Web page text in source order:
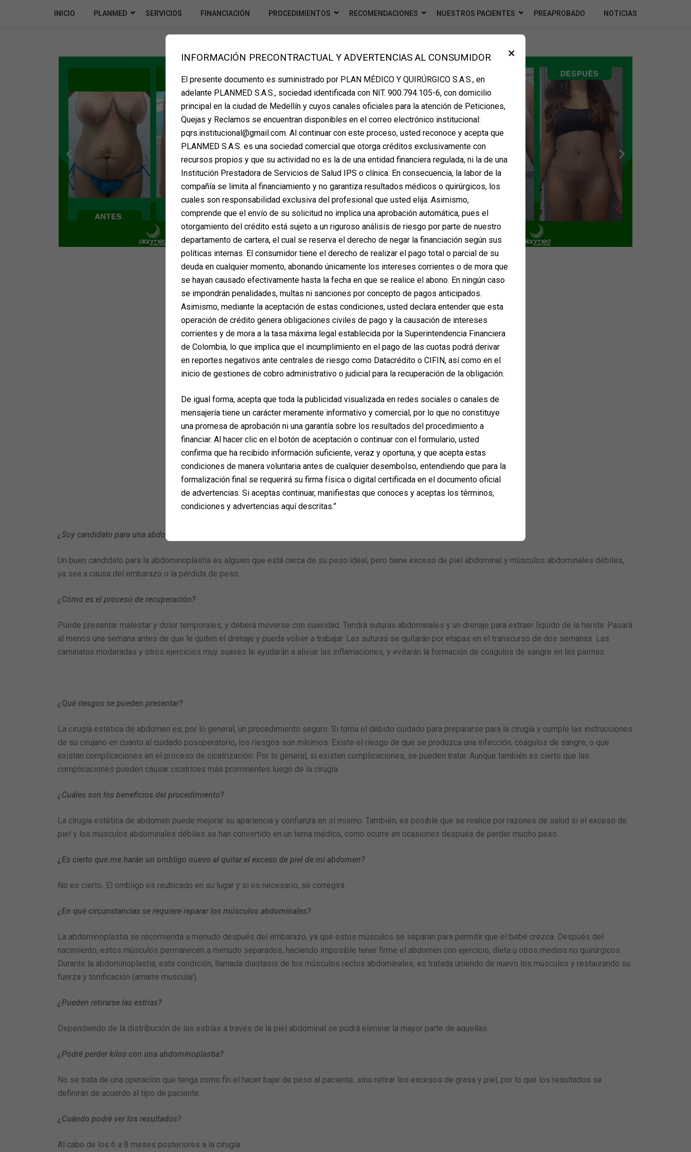
INICIO PLANMED SERVICIOS FINANCIACIÓN PROCEDIMIENTOS RECOMENDACIONES NUESTROS PACIENTES PREAPROBADO NOTICIAS
Abdominoplastia
¿Soy candidato para una abdominoplastia?
Un buen candidato para la abdominoplastia es alguien que está cerca de su peso ideal, pero tiene exceso de piel abdominal y músculos abdominales débiles,
ya sea a causa del embarazo o la pérdida de peso.
¿Cómo es el proceso de recuperación?
Puede presentar malestar y dolor temporales, y deberá moverse con suavidad. Tendrá suturas abdominales y un drenaje para extraer líquido de la herida. Pasará
al menos una semana antes de que le quiten el drenaje y pueda volver a trabajar. Las suturas se quitarán por etapas en el transcurso de dos semanas. Las
caminatas moderadas y otros ejercicios muy suaves le ayudarán a aliviar las inflamaciones, y evitarán la formación de coágulos de sangre en las piernas.
¿Qué riesgos se pueden presentar?
La cirugía estética de abdomen es, por lo general, un procedimiento seguro. Si toma el debido cuidado para prepararse para la cirugía y cumple las instrucciones
de su cirujano en cuanto al cuidado posoperatorio, los riesgos son mínimos. Existe el riesgo de que se produzca una infección, coágulos de sangre, o que
existan complicaciones en el proceso de cicatrización. Por lo general, si existen complicaciones, se pueden tratar. Aunque también es cierto que las
complicaciones pueden causar cicatrices más prominentes luego de la cirugía.
¿Cuáles son los beneficios del procedimiento?
La cirugía estética de abdomen puede mejorar su apariencia y confianza en sí mismo. También, es posible que se realice por razones de salud si el exceso de
piel y los músculos abdominales débiles se han convertido en un tema médico, como ocurre en ocasiones después de perder mucho peso.
¿Es cierto que me harán un ombligo nuevo al quitar el exceso de piel de mi abdomen?
No es cierto. El ombligo es reubicado en su lugar y si es necesario, se corregirá.
¿En qué circunstancias se requiere reparar los músculos abdominales?
La abdominoplastia se recomienda a menudo después del embarazo, ya que estos músculos se separan para permitir que el bebé crezca. Después del
nacimiento, estos músculos permanecen a menudo separados, haciendo imposible tener firme el abdomen con ejercicio, dieta u otros medios no quirúrgicos.
Durante la abdominoplastia, esta condición, llamada diastasis de los músculos rectos abdominales, es tratada uniendo de nuevo los músculos y restaurando su
fuerza y tonificación (amarre muscular).
¿Pueden retirarse las estrías?
Dependiendo de la distribución de las estrías a través de la piel abdominal se podrá eliminar la mayor parte de aquellas.
¿Podré perder kilos con una abdominoplastia?
No se trata de una operación que tenga como fin el hacer bajar de peso al paciente, sino retirar los excesos de grasa y piel, por lo que los resultados se
definirán de acuerdo al tipo de paciente.
¿Cuándo podré ver los resultados?
Al cabo de los 6 a 8 meses posteriores a la cirugía.
×
INFORMACIÓN PRECONTRACTUAL Y ADVERTENCIAS AL CONSUMIDOR
El presente documento es suministrado por PLAN MÉDICO Y QUIRÚRGICO S.A.S., en
adelante PLANMED S.A.S., sociedad identificada con NIT. 900.794.105-6, con domicilio
principal en la ciudad de Medellín y cuyos canales oficiales para la atención de Peticiones,
Quejas y Reclamos se encuentran disponibles en el correo electrónico institucional:
pqrs.institucional@gmail.com. Al continuar con este proceso, usted reconoce y acepta que
PLANMED S.A.S. es una sociedad comercial que otorga créditos exclusivamente con
recursos propios y que su actividad no es la de una entidad financiera regulada, ni la de una
Institución Prestadora de Servicios de Salud IPS o clínica. En consecuencia, la labor de la
compañía se limita al financiamiento y no garantiza resultados médicos o quirúrgicos, los
cuales son responsabilidad exclusiva del profesional que usted elija. Asimismo,
comprende que el envío de su solicitud no implica una aprobación automática, pues el
otorgamiento del crédito está sujeto a un riguroso análisis de riesgo por parte de nuestro
departamento de cartera, el cual se reserva el derecho de negar la financiación según sus
políticas internas. El consumidor tiene el derecho de realizar el pago total o parcial de su
deuda en cualquier momento, abonando únicamente los intereses corrientes o de mora que
se hayan causado efectivamente hasta la fecha en que se realice el abono. En ningún caso
se impondrán penalidades, multas ni sanciones por concepto de pagos anticipados.
Asimismo, mediante la aceptación de estas condiciones, usted declara entender que esta
operación de crédito genera obligaciones civiles de pago y la causación de intereses
corrientes y de mora a la tasa máxima legal establecida por la Superintendencia Financiera
de Colombia, lo que implica que el incumplimiento en el pago de las cuotas podrá derivar
en reportes negativos ante centrales de riesgo como Datacrédito o CIFIN, así como en el
inicio de gestiones de cobro administrativo o judicial para la recuperación de la obligación.
De igual forma, acepta que toda la publicidad visualizada en redes sociales o canales de
mensajería tiene un carácter meramente informativo y comercial, por lo que no constituye
una promesa de aprobación ni una garantía sobre los resultados del procedimiento a
financiar. Al hacer clic en el botón de aceptación o continuar con el formulario, usted
confirma que ha recibido información suficiente, veraz y oportuna, y que acepta estas
condiciones de manera voluntaria antes de cualquier desembolso, entendiendo que para la
formalización final se requerirá su firma física o digital certificada en el documento oficial
de advertencias. Si aceptas continuar, manifiestas que conoces y aceptas los términos,
condiciones y advertencias aquí descritas.”